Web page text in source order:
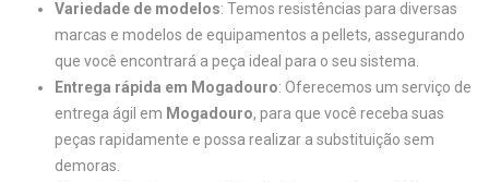
Variedade de modelos: Temos resistências para diversas
marcas e modelos de equipamentos a pellets, assegurando
que você encontrará a peça ideal para o seu sistema.
Entrega rápida em Mogadouro: Oferecemos um serviço de
entrega ágil em Mogadouro, para que você receba suas
peças rapidamente e possa realizar a substituição sem
demoras.